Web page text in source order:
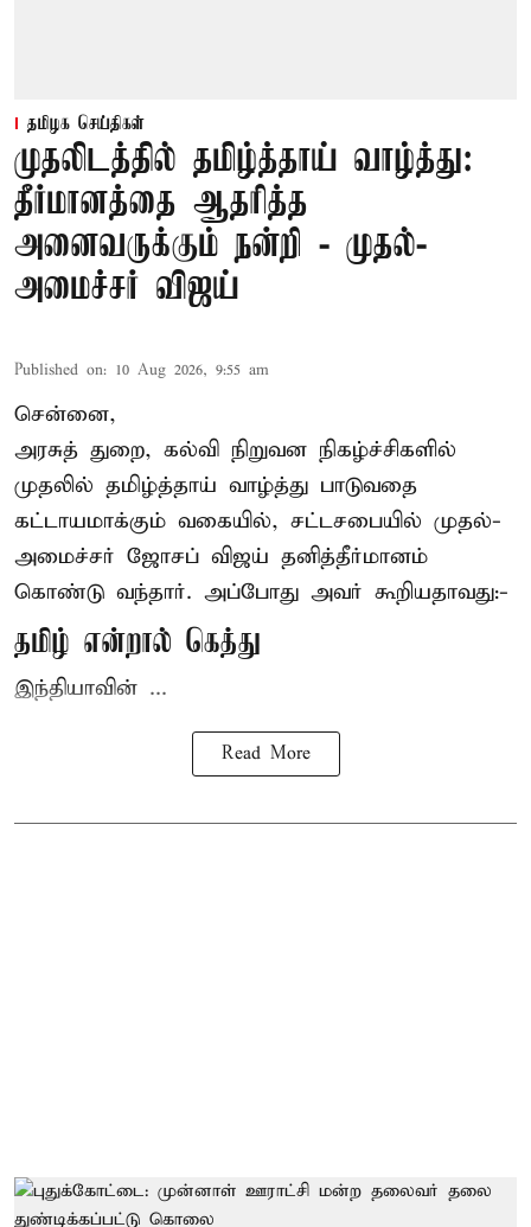
தமிழக செய்திகள்
முதலிடத்தில் தமிழ்த்தாய் வாழ்த்து:
தீர்மானத்தை ஆதரித்த
அனைவருக்கும் நன்றி - முதல்-
அமைச்சர் விஜய்
Published on: 10 Aug 2026, 9:55 am
சென்னை,
அரசுத் துறை, கல்வி நிறுவன நிகழ்ச்சிகளில்
முதலில் தமிழ்த்தாய் வாழ்த்து பாடுவதை
கட்டாயமாக்கும் வகையில், சட்டசபையில் முதல்-
அமைச்சர் ஜோசப் விஜய் தனித்தீர்மானம்
கொண்டு வந்தார். அப்போது அவர் கூறியதாவது:-
தமிழ் என்றால் கெத்து
இந்தியாவின் ...
Read More